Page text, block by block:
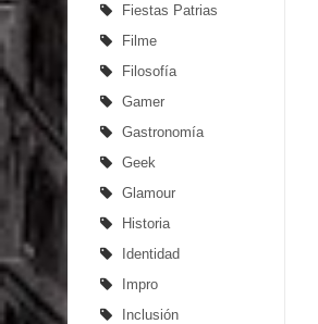
Fiestas Patrias
Filme
Filosofía
Gamer
Gastronomía
Geek
Glamour
Historia
Identidad
Impro
Inclusión